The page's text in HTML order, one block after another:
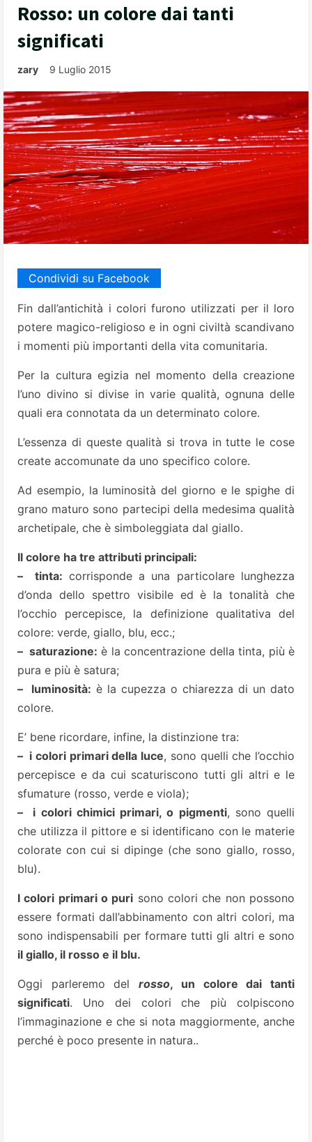
Rosso: un colore dai tanti
significati
zary 9 Luglio 2015
Condividi su Facebook
Fin dall’antichità i colori furono utilizzati per il loro
potere magico-religioso e in ogni civiltà scandivano
i momenti più importanti della vita comunitaria.
Per la cultura egizia nel momento della creazione
l’uno divino si divise in varie qualità, ognuna delle
quali era connotata da un determinato colore.
L’essenza di queste qualità si trova in tutte le cose
create accomunate da uno specifico colore.
Ad esempio, la luminosità del giorno e le spighe di
grano maturo sono partecipi della medesima qualità
archetipale, che è simboleggiata dal giallo.
Il colore ha tre attributi principali:
– tinta: corrisponde a una particolare lunghezza
d’onda dello spettro visibile ed è la tonalità che
l’occhio percepisce, la definizione qualitativa del
colore: verde, giallo, blu, ecc.;
– saturazione: è la concentrazione della tinta, più è
pura e più è satura;
– luminosità: è la cupezza o chiarezza di un dato
colore.
E’ bene ricordare, infine, la distinzione tra:
– i colori primari della luce, sono quelli che l’occhio
percepisce e da cui scaturiscono tutti gli altri e le
sfumature (rosso, verde e viola);
– i colori chimici primari, o pigmenti, sono quelli
che utilizza il pittore e si identificano con le materie
colorate con cui si dipinge (che sono giallo, rosso,
blu).
I colori primari o puri sono colori che non possono
essere formati dall’abbinamento con altri colori, ma
sono indispensabili per formare tutti gli altri e sono
il giallo, il rosso e il blu.
Oggi parleremo delrosso, un colore dai tanti
significati. Uno dei colori che più colpiscono
l’immaginazione e che si nota maggiormente, anche
perché è poco presente in natura..